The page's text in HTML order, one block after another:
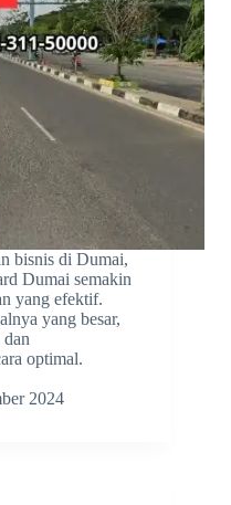
bisnis di Dumai,
Dumai semakin
yang efektif.
yang besar,
optimal.
2024